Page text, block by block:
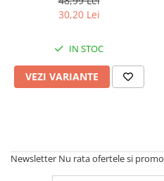
30,20 Lei
IN STOC
VEZI VARIANTE
Newsletter Nu rata ofertele si